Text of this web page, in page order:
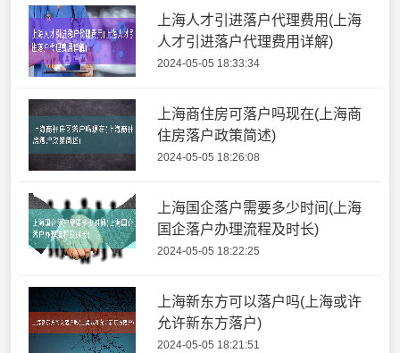
上海人才引进落户代理费用(上海
人才引进落户代理费用详解)
2024-05-05 18:33:34
上海商住房可落户吗现在(上海商
住房落户政策简述)
2024-05-05 18:26:08
上海国企落户需要多少时间(上海
国企落户办理流程及时长)
2024-05-05 18:22:25
上海新东方可以落户吗(上海或许
允许新东方落户)
2024-05-05 18:21:51